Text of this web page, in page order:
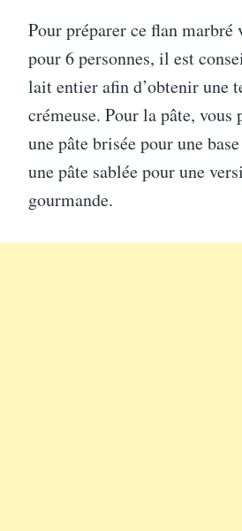
Pour préparer ce flan
pour 6 personnes, il est
lait entier afin d’obtenir une
crémeuse. Pour la pâte, vous
une pâte brisée pour une
une pâte sablée pour une
gourmande.